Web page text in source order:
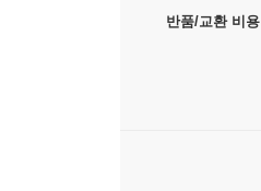
반품/교환 비용